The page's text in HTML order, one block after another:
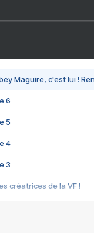
Maguire, c'est lui !
6
5
4
3
créatrices de la VF !